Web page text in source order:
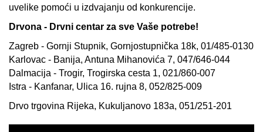
uvelike pomoći u izdvajanju od konkurencije.
Drvona - Drvni centar za sve Vaše potrebe!
Zagreb - Gornji Stupnik, Gornjostupnička 18k, 01/485-0130
Karlovac - Banija, Antuna Mihanovića 7, 047/646-044
Dalmacija - Trogir, Trogirska cesta 1, 021/860-007
Istra - Kanfanar, Ulica 16. rujna 8, 052/825-009
Drvo trgovina Rijeka, Kukuljanovo 183a, 051/251-201